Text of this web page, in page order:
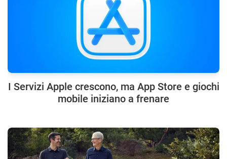
I Servizi Apple crescono, ma App Store e giochi
mobile iniziano a frenare